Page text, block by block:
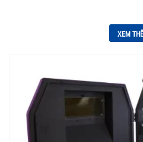
XEM